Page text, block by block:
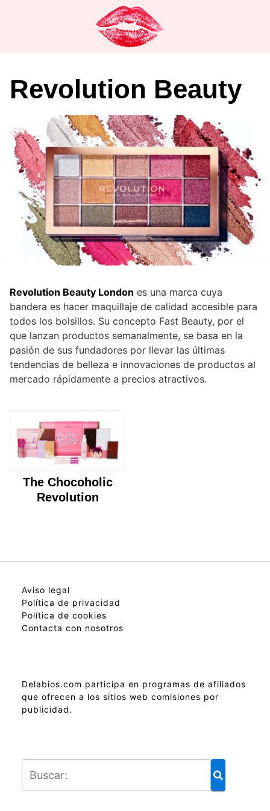
Revolution Beauty
Revolution Beauty London es una marca cuya
bandera es hacer maquillaje de calidad accesible para
todos los bolsillos. Su concepto Fast Beauty, por el
que lanzan productos semanalmente, se basa en la
pasión de sus fundadores por llevar las últimas
tendencias de belleza e innovaciones de productos al
mercado rápidamente a precios atractivos.
The Chocoholic
Revolution
Aviso legal
Política de privacidad
Política de cookies
Contacta con nosotros
Delabios.com participa en programas de afiliados
que ofrecen a los sitios web comisiones por
publicidad.